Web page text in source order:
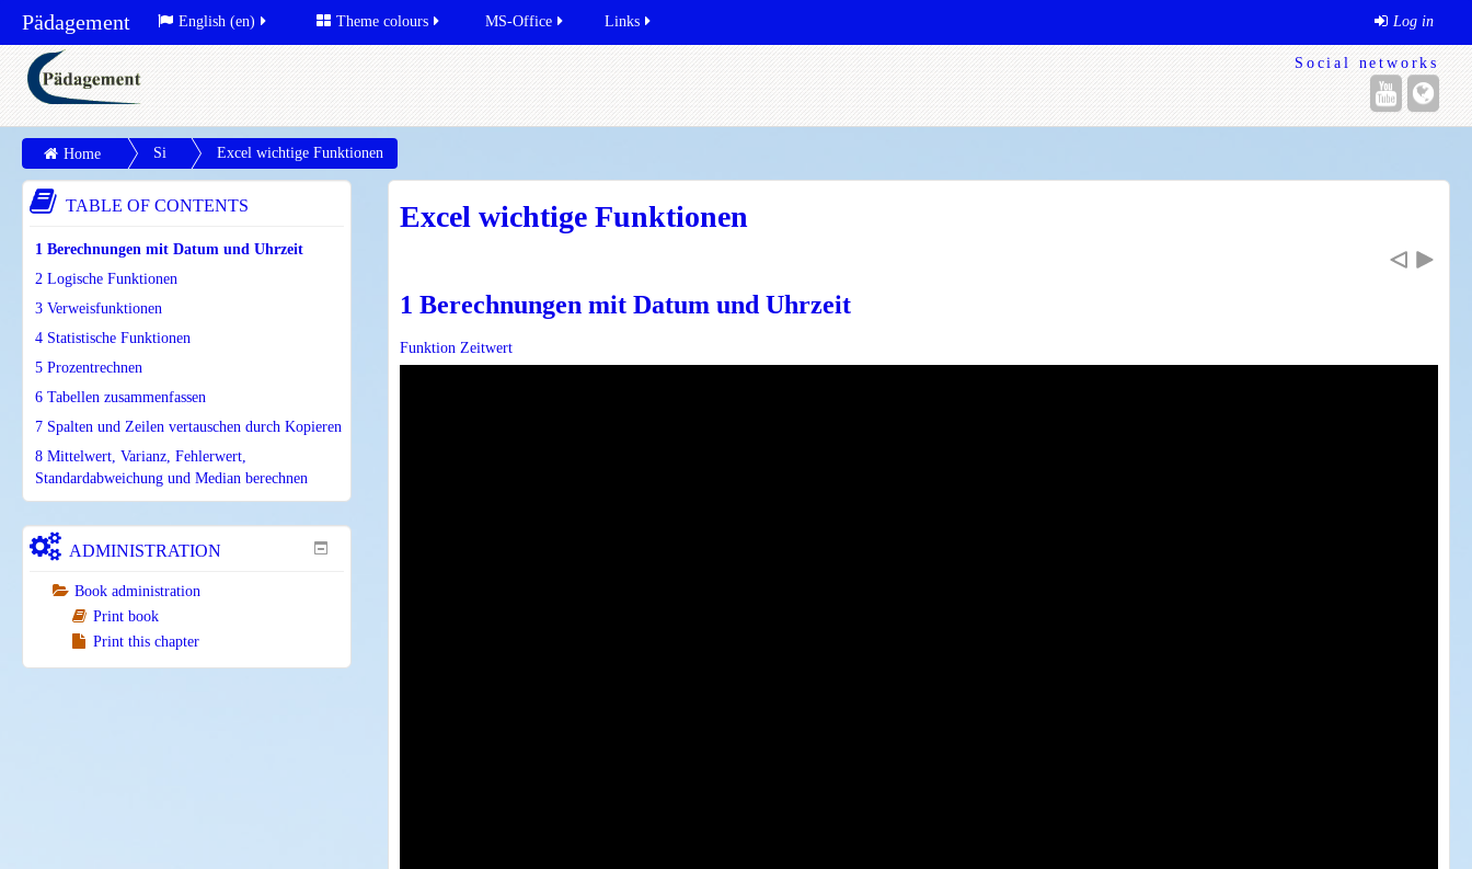
Social networks
Pädagement English (en) Theme colours MS-Office Links Log in
Home
Si
te
pa
ge
s
Excel wichtige Funktionen
Excel wichtige Funktionen
1 Berechnungen mit Datum und Uhrzeit
Funktion Zeitwert
TABLE OF CONTENTS
1 Berechnungen mit Datum und Uhrzeit
2 Logische Funktionen
3 Verweisfunktionen
4 Statistische Funktionen
5 Prozentrechnen
6 Tabellen zusammenfassen
7 Spalten und Zeilen vertauschen durch Kopieren
8 Mittelwert, Varianz, Fehlerwert,
Standardabweichung und Median berechnen
ADMINISTRATION
Book administration
Print book
Print this chapter